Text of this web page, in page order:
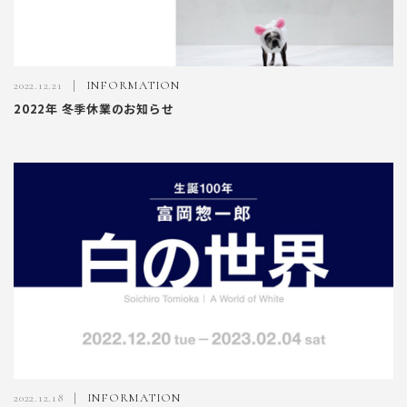
2022.12.21 INFORMATION
2022年 冬季休業のお知らせ
2022.12.18 INFORMATION